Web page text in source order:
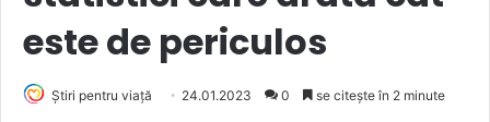
este de periculos
Știri pentru viață 24.01.2023 0 se citește în 2 minute